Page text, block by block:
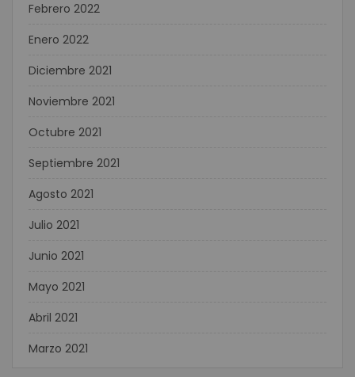
Febrero 2022
Enero 2022
Diciembre 2021
Noviembre 2021
Octubre 2021
Septiembre 2021
Agosto 2021
Julio 2021
Junio 2021
Mayo 2021
Abril 2021
Marzo 2021